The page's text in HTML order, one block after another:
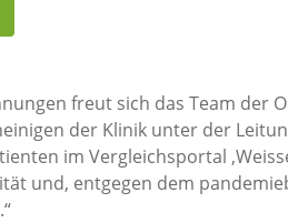
freut sich das Team der
der Klinik unter der
im Vergleichsportal
und, entgegen dem